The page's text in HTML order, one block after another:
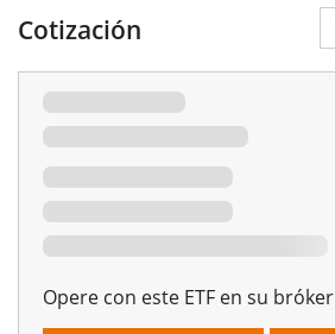
Cotización
Opere con este ETF en su bróker